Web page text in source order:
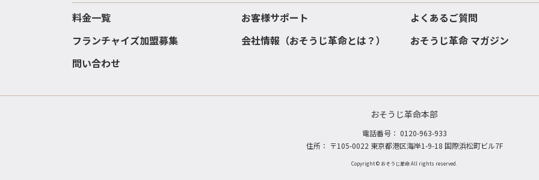
料金一覧 お客様サポート
よくあるご質問
フランチャイズ加盟募集
会社情報（おそうじ革命とは？）
おそうじ革命 マガジン
問い合わせ
おそうじ革命本部
電話番号： 0120-963-933
住所： 〒105-0022 東京都港区海岸1-9-18 国際浜松町ビル7F
Copyright © おそうじ革命 All rights reserved.